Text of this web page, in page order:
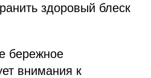
здоровый блеск
бережное
внимания к